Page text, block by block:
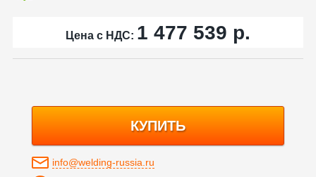
Цена с НДС: 1 477 539 р.
КУПИТЬ
info@welding-russia.ru